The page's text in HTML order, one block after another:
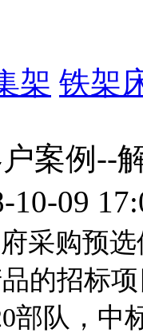
架 铁架
案例--
10-09
采购预
的招标
部队，中